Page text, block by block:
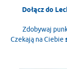
Dołącz do
Zdobywaj
Czekają na Ciebie